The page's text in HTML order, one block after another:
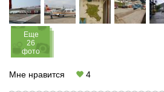
Eще
26
фото
Мне нравится 4